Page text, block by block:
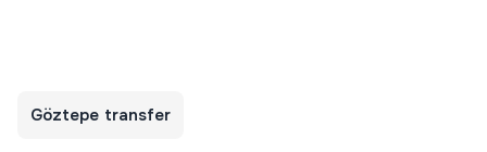
Göztepe transfer